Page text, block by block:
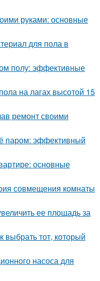
руками: основные
для пола в
полу: эффективные
на лагах высотой 15
ремонт своими
паром: эффективный
основные
совмещения комнаты
ее площадь за
выбрать тот, который
насоса для